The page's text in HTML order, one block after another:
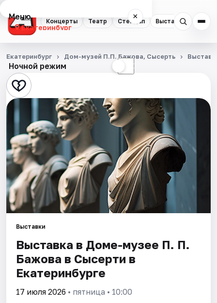
Концерты Театр Стендап Выставки
Меню ×
Екатеринбург
Концерты
Театр
Стендап
Выставки
Квесты
Экскурсии
Спорт
События
Города
Площадки
Артисты
Ночной режим ☾
Екатеринбург Дом-музей П.П. Бажова, Сысерть
Выставки
Выставка в Доме-музее П. П.
Бажова в Сысерти в
Екатеринбурге
17 июля 2026 • пятница • 10:00